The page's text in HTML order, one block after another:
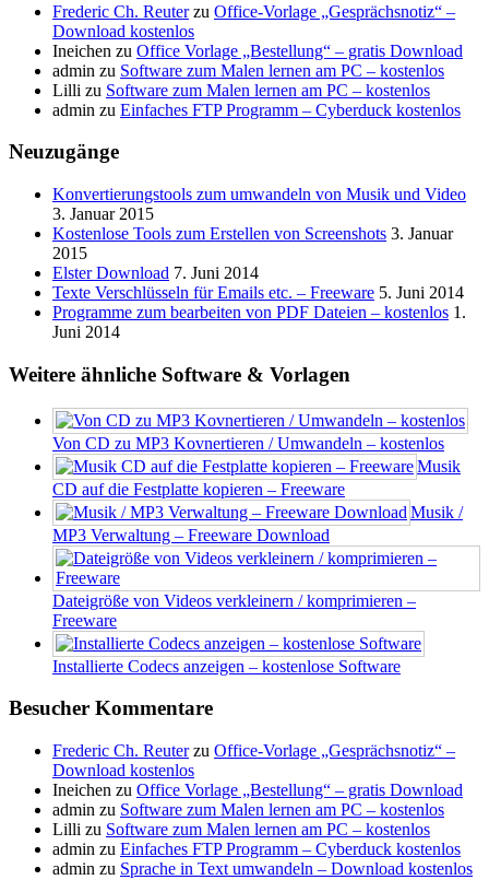
Frederic Ch. Reuterzu Office-Vorlage „Gesprächsnotiz“ –
Download kostenlos
Ineichen zu Office Vorlage „Bestellung“ – gratis Download
admin zu Software zum Malen lernen am PC – kostenlos
Lilli zu Software zum Malen lernen am PC – kostenlos
admin zu Einfaches FTP Programm – Cyberduck kostenlos
Neuzugänge
Konvertierungstools zum umwandeln von Musik und Video
3. Januar 2015
Kostenlose Tools zum Erstellen von Screenshots 3. Januar
2015
Elster Download 7. Juni 2014
Texte Verschlüsseln für Emails etc. – Freeware 5. Juni 2014
Programme zum bearbeiten von PDF Dateien – kostenlos 1.
Juni 2014
Weitere ähnliche Software & Vorlagen
Von CD zu MP3 Kovnertieren / Umwandeln – kostenlos
Musik
CD auf die Festplatte kopieren – Freeware
Musik /
MP3 Verwaltung – Freeware Download
Dateigröße von Videos verkleinern / komprimieren –
Freeware
Installierte Codecs anzeigen – kostenlose Software
Besucher Kommentare
Frederic Ch. Reuterzu Office-Vorlage „Gesprächsnotiz“ –
Download kostenlos
Ineichen zu Office Vorlage „Bestellung“ – gratis Download
admin zu Software zum Malen lernen am PC – kostenlos
Lilli zu Software zum Malen lernen am PC – kostenlos
admin zu Einfaches FTP Programm – Cyberduck kostenlos
admin zu Sprache in Text umwandeln – Download kostenlos